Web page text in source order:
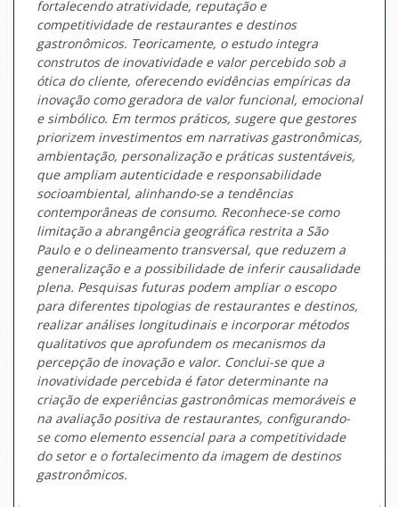
fortalecendo atratividade, reputação e
competitividade de restaurantes e destinos
gastronômicos. Teoricamente, o estudo integra
construtos de inovatividade e valor percebido sob a
ótica do cliente, oferecendo evidências empíricas da
inovação como geradora de valor funcional, emocional
e simbólico. Em termos práticos, sugere que gestores
priorizem investimentos em narrativas gastronômicas,
ambientação, personalização e práticas sustentáveis,
que ampliam autenticidade e responsabilidade
socioambiental, alinhando-se a tendências
contemporâneas de consumo. Reconhece-se como
limitação a abrangência geográfica restrita a São
Paulo e o delineamento transversal, que reduzem a
generalização e a possibilidade de inferir causalidade
plena. Pesquisas futuras podem ampliar o escopo
para diferentes tipologias de restaurantes e destinos,
realizar análises longitudinais e incorporar métodos
qualitativos que aprofundem os mecanismos da
percepção de inovação e valor. Conclui-se que a
inovatividade percebida é fator determinante na
criação de experiências gastronômicas memoráveis e
na avaliação positiva de restaurantes, configurando-
se como elemento essencial para a competitividade
do setor e o fortalecimento da imagem de destinos
gastronômicos.